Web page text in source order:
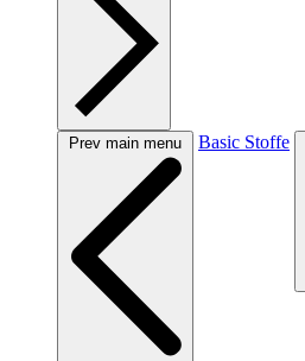
Prev main menu Basic Stoffe